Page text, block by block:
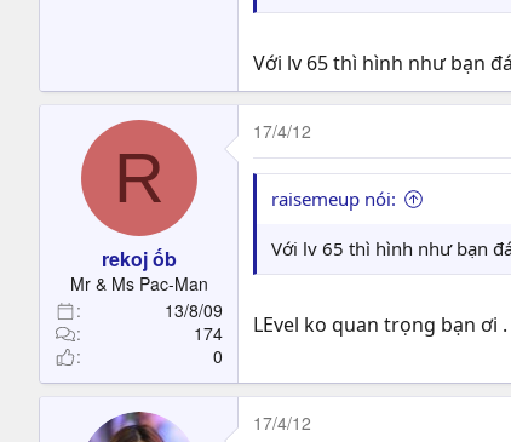
Với lv 65 thì hình như bạn
R
rekoj ốb
Mr & Ms Pac-Man
13/8/09
174
0
17/4/12
raisemeup nói:
Với lv 65 thì hình như bạn
LEvel ko quan trọng bạn ơi
17/4/12